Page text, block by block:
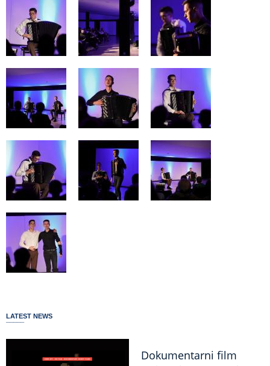
LATEST NEWS
Dokumentarni film